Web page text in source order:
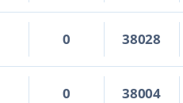
0 38028
0 38004